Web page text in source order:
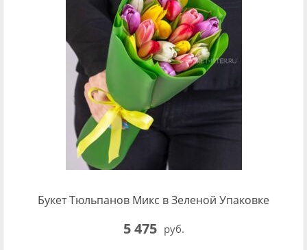
Букет Тюльпанов Микс в Зеленой Упаковке
5 475 руб.